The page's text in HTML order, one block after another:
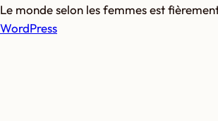
Le monde selon les femmes est
WordPress